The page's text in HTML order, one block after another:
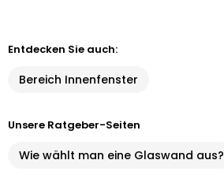
Entdecken Sie auch:
Bereich Innenfenster
Unsere Ratgeber-Seiten
Wie wählt man eine Glaswand aus?